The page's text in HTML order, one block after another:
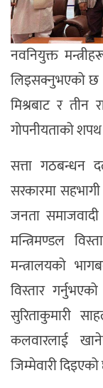
नवनियुक्त
लिइसक्नुभएको छ ।
मिश्रबाट र तीन
गोपनीयताको
सत्ता गठबन्धन
सरकारमा
जनता
मन्त्रिमण्डल
मन्त्रालयको
विस्तार
सुरिताकुमारी
कलवारलाई
जिम्मेवारी